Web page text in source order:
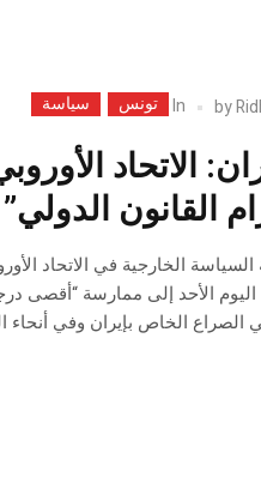
by
In تونس سياسة
الاتحاد
القانون الدولي”
‌الخارجية ‌في ‌الاتحاد
27، دعت اليوم الأحد ⁠إلى ممارسة
الصراع الخاص بإيران وفي